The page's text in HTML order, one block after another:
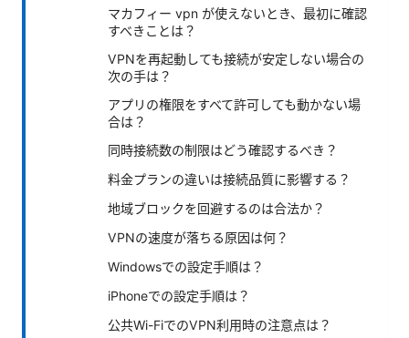
マカフィー vpn が使えないとき、最初に確認
すべきことは？
VPNを再起動しても接続が安定しない場合の
次の手は？
アプリの権限をすべて許可しても動かない場
合は？
同時接続数の制限はどう確認するべき？
料金プランの違いは接続品質に影響する？
地域ブロックを回避するのは合法か？
VPNの速度が落ちる原因は何？
Windowsでの設定手順は？
iPhoneでの設定手順は？
公共Wi-FiでのVPN利用時の注意点は？